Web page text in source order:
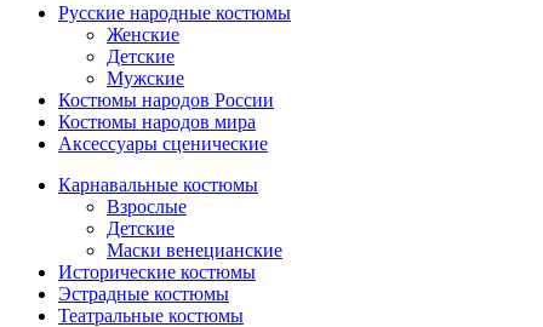
Русские народные костюмы
Женские
Детские
Мужские
Костюмы народов России
Костюмы народов мира
Аксессуары сценические
Карнавальные костюмы
Взрослые
Детские
Маски венецианские
Исторические костюмы
Эстрадные костюмы
Театральные костюмы